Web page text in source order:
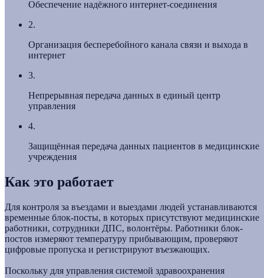
Обеспечение надёжного интернет-соединения
2.
Организация бесперебойного канала связи и выхода в
интернет
3.
Непрерывная передача данных в единый центр
управления
4.
Защищённая передача данных пациентов в медицинские
учреждения
Как это работает
Для контроля за въездами и выездами людей устанавливаются
временные блок-посты, в которых присутствуют медицинские
работники, сотрудники ДПС, волонтёры. Работники блок-
постов измеряют температуру прибывающим, проверяют
цифровые пропуска и регистрируют въезжающих.
Поскольку для управления системой здравоохранения